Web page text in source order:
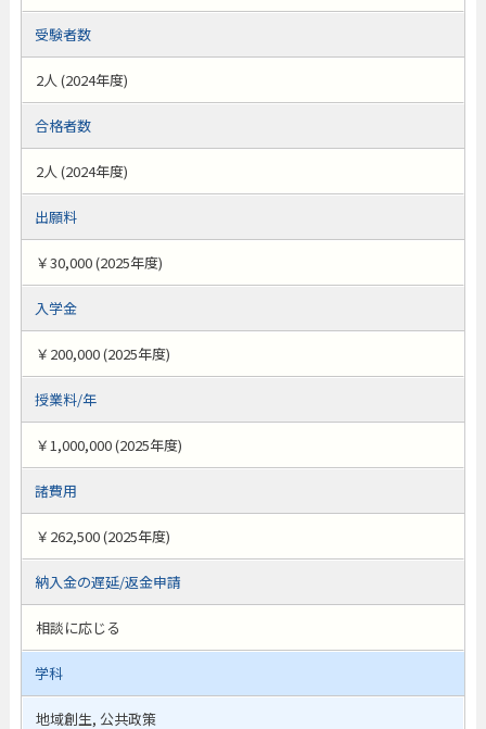
受験者数
2人 (2024年度)
合格者数
2人 (2024年度)
出願料
￥30,000 (2025年度)
入学金
￥200,000 (2025年度)
授業料/年
￥1,000,000 (2025年度)
諸費用
￥262,500 (2025年度)
納入金の遅延/返金申請
相談に応じる
学科
地域創生, 公共政策